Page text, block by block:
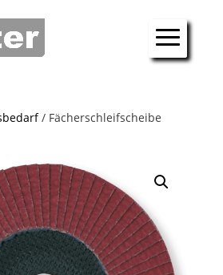
/ Fächerschleifscheibe